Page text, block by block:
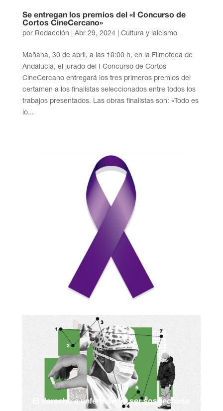
Se entregan los premios del «I Concurso de
Cortos CineCercano»
por Redacción Abr 29, 2024| Cultura y laicismo
Mañana, 30 de abril, a las 18:00 h, en la Filmoteca de
Andalucía, el jurado del I Concurso de Cortos
CineCercano entregará los tres primeros premios del
certamen a los finalistas seleccionados entre todos los
trabajos presentados. Las obras finalistas son: «Todo es
lo...
El derecho a enfermar sin ser sospechoso